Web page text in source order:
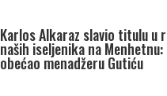
Karlos Alkaraz slavio titulu u
naših iseljenika na Menhetnu:
obećao menadžeru Gutiću